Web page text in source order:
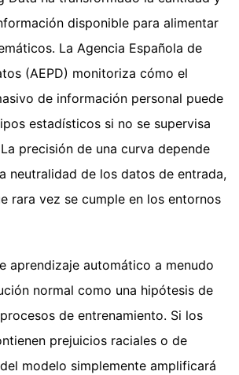
disponible para alimentar
La Agencia Española de
(AEPD) monitoriza cómo el
de información personal puede
estadísticos si no se supervisa
precisión de una curva depende
neutralidad de los datos de entrada,
rara vez se cumple en los entornos
aprendizaje automático a menudo
normal como una hipótesis de
de entrenamiento. Si los
prejuicios raciales o de
modelo simplemente amplificará